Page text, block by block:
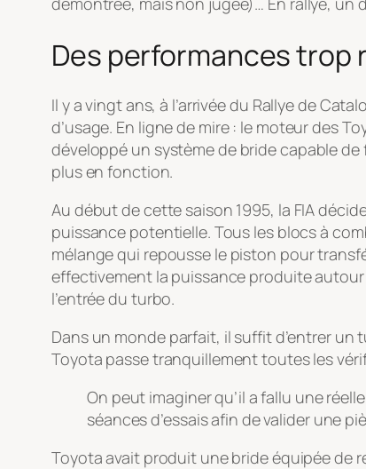
Des performances trop
Il y a vingt ans, à l’arrivée du Rallye de
d’usage. En ligne de mire : le moteur des
développé un système de bride capable de
plus en fonction.
Au début de cette saison 1995, la FIA
puissance potentielle. Tous les blocs à
mélange qui repousse le piston pour
effectivement la puissance produite autour
l’entrée du turbo.
Dans un monde parfait, il suffit d’entrer
Toyota passe tranquillement toutes les
On peut imaginer qu’il a fallu une
séances d’essais afin de valider une
Toyota avait produit une bride équipée de